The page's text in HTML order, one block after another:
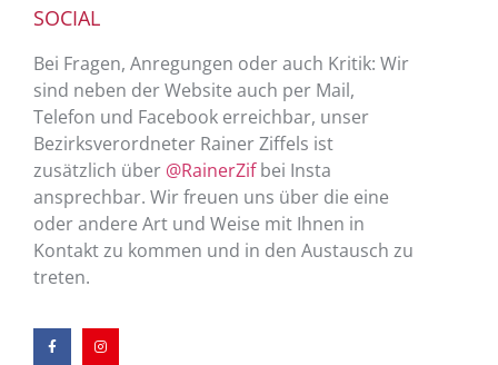
SOCIAL
Bei Fragen, Anregungen oder auch Kritik: Wir
sind neben der Website auch per Mail,
Telefon und Facebook erreichbar, unser
Bezirksverordneter Rainer Ziffels ist
zusätzlich über @RainerZifbei Insta
ansprechbar. Wir freuen uns über die eine
oder andere Art und Weise mit Ihnen in
Kontakt zu kommen und in den Austausch zu
treten.